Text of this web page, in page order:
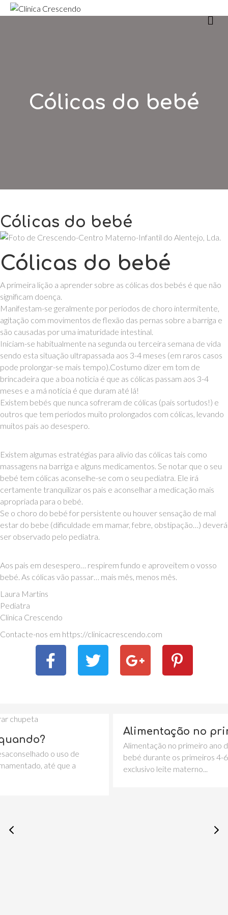
Cólicas do bebé
Cólicas do bebé
Cólicas do bebé
A primeira lição a aprender sobre as cólicas dos bebés é que não
significam doença.
Manifestam-se geralmente por períodos de choro intermitente,
agitação com movimentos de flexão das pernas sobre a barriga e
são causadas por uma imaturidade intestinal.
Iniciam-se habitualmente na segunda ou terceira semana de vida
sendo esta situação ultrapassada aos 3-4 meses (em raros casos
pode prolongar-se mais tempo).Costumo dizer em tom de
brincadeira que a boa noticia é que as cólicas passam aos 3-4
meses e a má notícia é que duram até lá!
Existem bebés que nunca sofreram de cólicas (pais sortudos!) e
outros que tem períodos muito prolongados com cólicas, levando
muitos pais ao desespero.
Existem algumas estratégias para alívio das cólicas tais como
massagens na barriga e alguns medicamentos. Se notar que o seu
bebé tem cólicas aconselhe-se com o seu pediatra. Ele irá
certamente tranquilizar os pais e aconselhar a medicação mais
apropriada para o bebé.
Se o choro do bebé for persistente ou houver sensação de mal
estar do bebe (dificuldade em mamar, febre, obstipação…) deverá
ser observado pelo pediatra.
Aos pais em desespero… respirem fundo e aproveitem o vosso
bebé. As cólicas vão passar… mais mês, menos mês.
Laura Martins
Pediatra
Clinica Crescendo
Contacte-nos em https://clinicacrescendo.com
uso de
que a
Alimentação no primeiro
Alimentação no primeiro ano de vida A
bebé durante os primeiros 4-6 meses, deve
exclusivo leite materno...